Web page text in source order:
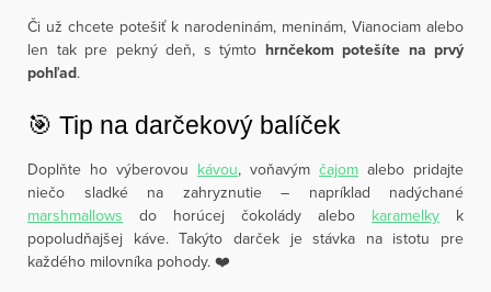
Či už chcete potešiť k narodeninám, meninám, Vianociam alebo
len tak pre pekný deň, s týmto hrnčekom potešíte na prvý
pohľad.
🎯 Tip na darčekový balíček
Doplňte ho výberovou kávou, voňavým čajom alebo pridajte
niečo sladké na zahryznutie – napríklad nadýchané
marshmallows do horúcej čokolády alebo karamelky k
popoludňajšej káve. Takýto darček je stávka na istotu pre
každého milovníka pohody. ❤️